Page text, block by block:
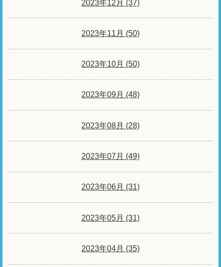
2023年12月 (37)
2023年11月 (50)
2023年10月 (50)
2023年09月 (48)
2023年08月 (28)
2023年07月 (49)
2023年06月 (31)
2023年05月 (31)
2023年04月 (35)